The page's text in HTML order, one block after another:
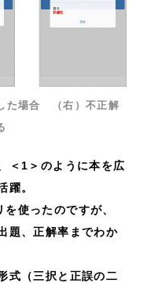
た場合 （右）不正解
＜1＞のように本を広
躍。
を使ったのですが、
題、正解率までわか
式（三択と正誤の二